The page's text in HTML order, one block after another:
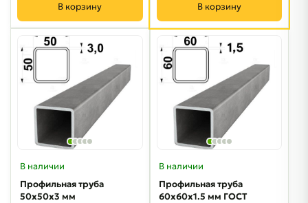
В корзину В корзину
В наличии
Профильная труба
50х50х3 мм
В наличии
Профильная труба
60х60х1.5 мм ГОСТ